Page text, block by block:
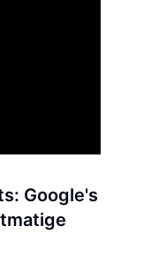
Google's